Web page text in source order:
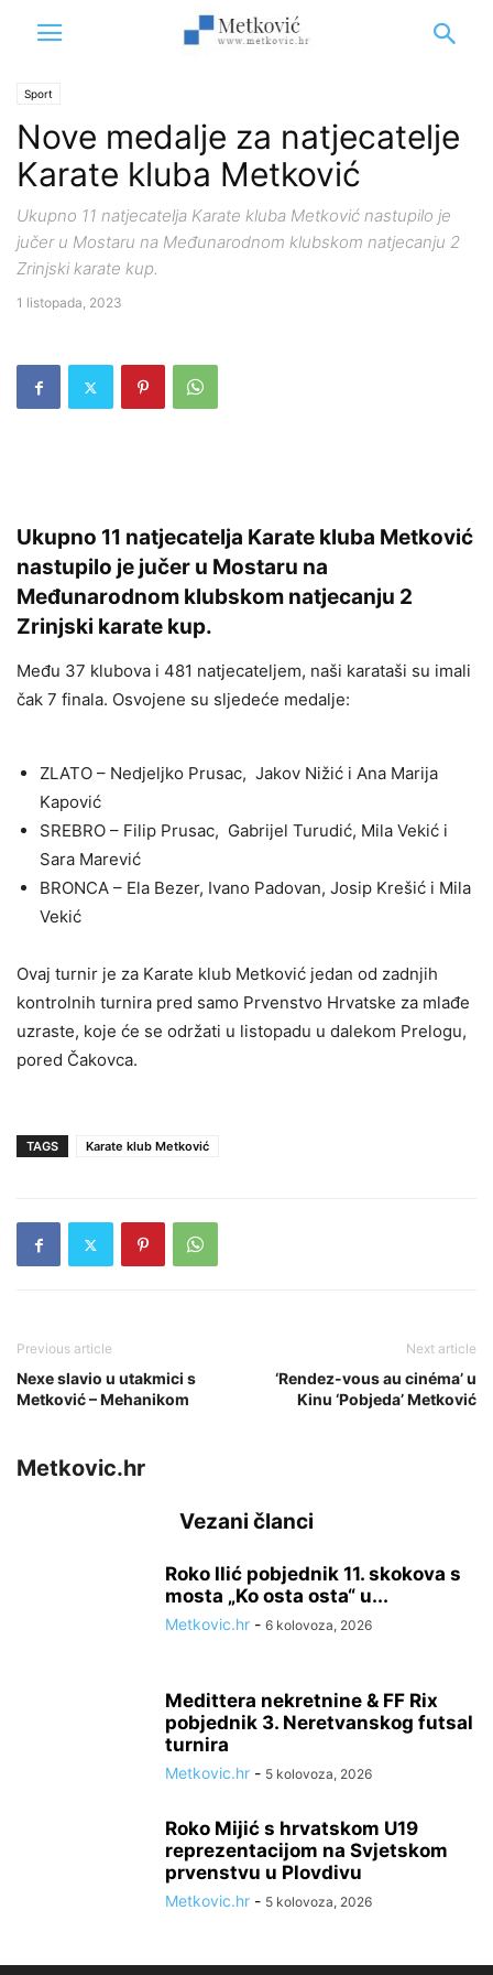
Sport
Nove medalje za natjecatelje
Karate kluba Metković
Ukupno 11 natjecatelja Karate kluba Metković nastupilo je
jučer u Mostaru na Međunarodnom klubskom natjecanju 2
Zrinjski karate kup.
1 listopada, 2023
Ukupno 11 natjecatelja Karate kluba Metković
nastupilo je jučer u Mostaru na
Međunarodnom klubskom natjecanju 2
Zrinjski karate kup.
Među 37 klubova i 481 natjecateljem, naši karataši su imali
čak 7 finala. Osvojene su sljedeće medalje:
ZLATO – Nedjeljko Prusac, Jakov Nižić i Ana Marija
Kapović
SREBRO – Filip Prusac, Gabrijel Turudić, Mila Vekić i
Sara Marević
BRONCA – Ela Bezer, Ivano Padovan, Josip Krešić i Mila
Vekić
Ovaj turnir je za Karate klub Metković jedan od zadnjih
kontrolnih turnira pred samo Prvenstvo Hrvatske za mlađe
uzraste, koje će se održati u listopadu u dalekom Prelogu,
pored Čakovca.
TAGS Karate klub Metković
Previous article
Nexe slavio u utakmici s
Metković – Mehanikom
Next article
‘Rendez-vous au cinéma’ u
Kinu ‘Pobjeda’ Metković
Metkovic.hr
Vezani članci
Roko Ilić pobjednik 11. skokova s
mosta „Ko osta osta“ u...
Metkovic.hr - 6 kolovoza, 2026
Medittera nekretnine & FF Rix
pobjednik 3. Neretvanskog futsal
turnira
Metkovic.hr - 5 kolovoza, 2026
Roko Mijić s hrvatskom U19
reprezentacijom na Svjetskom
prvenstvu u Plovdivu
Metkovic.hr - 5 kolovoza, 2026